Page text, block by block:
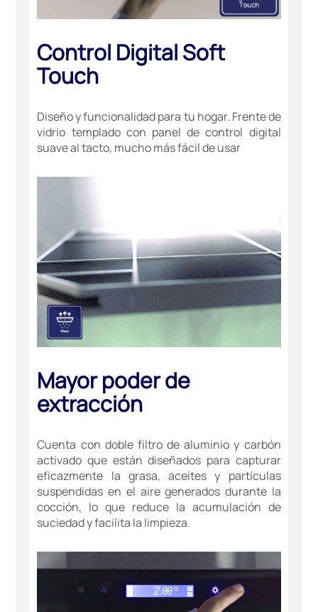
Control Digital Soft
Touch
Diseño y funcionalidad para tu hogar. Frente de
vidrio templado con panel de control digital
suave al tacto, mucho más fácil de usar
Mayor poder de
extracción
Cuenta con doble filtro de aluminio y carbón
activado que están diseñados para capturar
eficazmente la grasa, aceites y partículas
suspendidas en el aire generados durante la
cocción, lo que reduce la acumulación de
suciedad y facilita la limpieza.